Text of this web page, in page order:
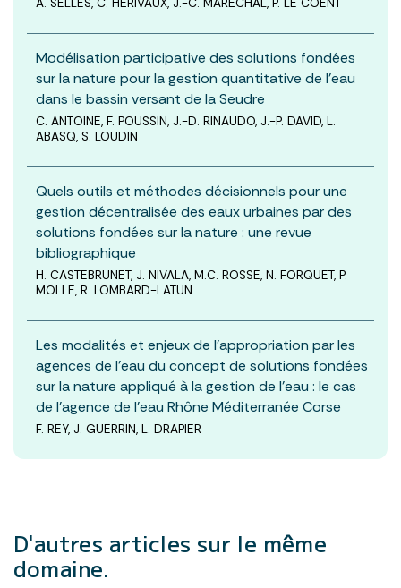
A. SELLES, C. HÉRIVAUX, J.-C. MARÉCHAL, P. LE COENT
Modélisation participative des solutions fondées
sur la nature pour la gestion quantitative de l’eau
dans le bassin versant de la Seudre
C. ANTOINE, F. POUSSIN, J.-D. RINAUDO, J.-P. DAVID, L.
ABASQ, S. LOUDIN
Quels outils et méthodes décisionnels pour une
gestion décentralisée des eaux urbaines par des
solutions fondées sur la nature : une revue
bibliographique
H. CASTEBRUNET, J. NIVALA, M.C. ROSSE, N. FORQUET, P.
MOLLE, R. LOMBARD-LATUN
Les modalités et enjeux de l’appropriation par les
agences de l’eau du concept de solutions fondées
sur la nature appliqué à la gestion de l’eau : le cas
de l’agence de l’eau Rhône Méditerranée Corse
F. REY, J. GUERRIN, L. DRAPIER
D'autres articles sur le même
domaine.